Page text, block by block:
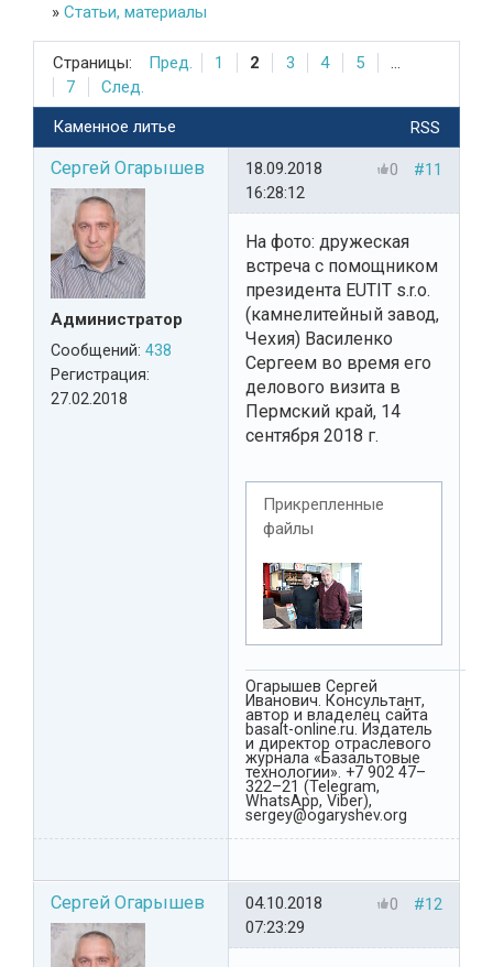
» Статьи, материалы
Страницы: Пред. 1 2 3 4 5
...
7
След.
RSS
Каменное литье
Сергей Огарышев
Администратор
Сообщений: 438
Регистрация:
27.02.2018
#11
0
18.09.2018
16:28:12
На фото: дружеская
встреча с помощником
президента EUTIT s.r.o.
(камнелитейный завод,
Чехия) Василенко
Сергеем во время его
делового визита в
Пермский край, 14
сентября 2018 г.
Прикрепленные
файлы
Огарышев Сергей
Иванович. Консультант,
автор и владелец сайта
basalt-online.ru. Издатель
и директор отраслевого
журнала «Базальтовые
технологии». +7 902 47–
322–21 (Telegram,
WhatsApp, Viber),
sergey@ogaryshev.org
Сергей Огарышев #12
0
04.10.2018
07:23:29